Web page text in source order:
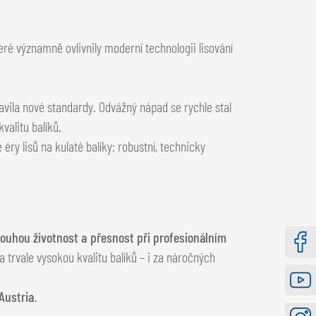
významně ovlivnily moderní technologii lisování
nové standardy. Odvážný nápad se rychle stal
balíků.
lisů na kulaté balíky: robustní, technicky
životnost a přesnost při profesionálním
vysokou kvalitu balíků – i za náročných
.